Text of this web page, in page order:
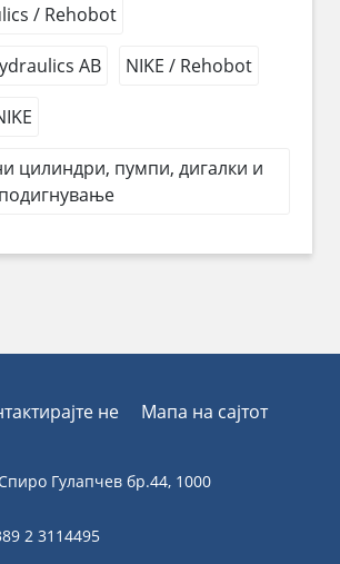
/ Rehobot
AB NIKE / Rehobot
цилиндри, пумпи, дигалки и
не Мапа на сајтот
Гулапчев бр.44, 1000
2 3114495